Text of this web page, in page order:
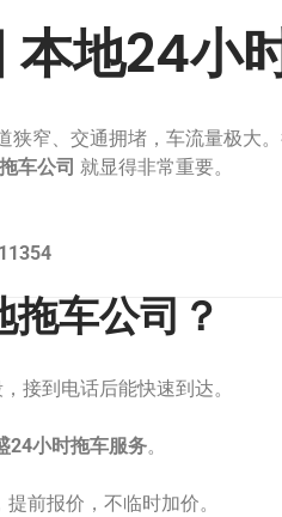
本地24小
窄、交通拥堵，车流量极大
车公司 就显得非常重要。
拖车公司？
接到电话后能快速到达。
24小时拖车服务。
提前报价，不临时加价。